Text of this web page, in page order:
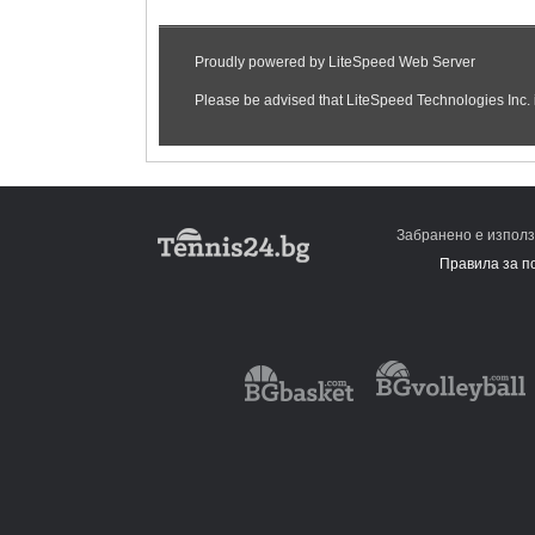
Забранено е
Правила за